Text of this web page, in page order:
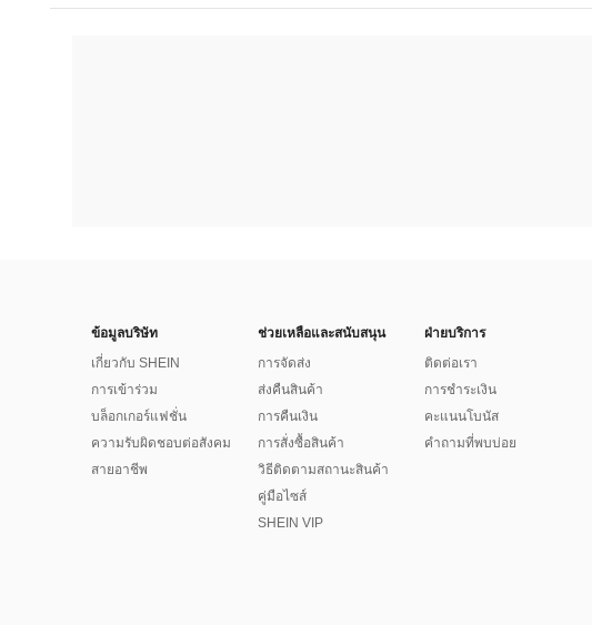
ข้อมูลบริษัท
เกี่ยวกับ SHEIN
การเข้าร่วม
บล็อกเกอร์แฟชั่น
ความรับผิดชอบต่อสังคม
สายอาชีพ
ช่วยเหลือและสนับสนุน
การจัดส่ง
ส่งคืนสินค้า
การคืนเงิน
การสั่งซื้อสินค้า
วิธีติดตามสถานะสินค้า
คู่มือไซส์
SHEIN VIP
ฝ่ายบริการ
ติดต่อเรา
การชำระเงิน
คะแนนโบนัส
คำถามที่พบบ่อย